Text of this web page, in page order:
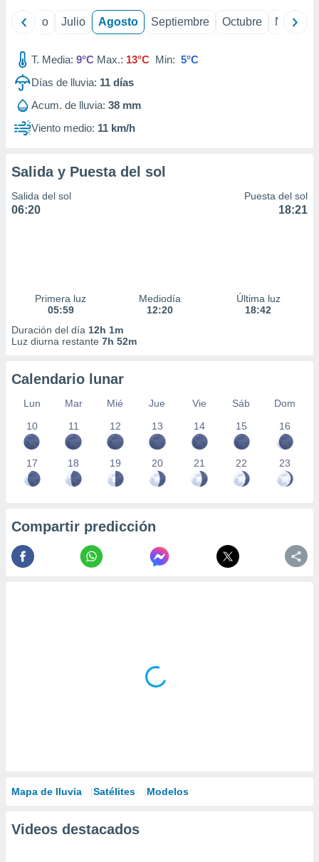
e
mediante
publicidad
de
Junio Julio Agosto Septiembre Octubre
T. Media: 9°C Max.: 13°C Min: 5°C
Días de lluvia: 11 días
Acum. de lluvia: 38 mm
Viento medio: 11 km/h
Salida y Puesta del sol
Salida del sol
06:20
Puesta del sol
18:21
Primera luz
05:59
Mediodía
12:20
Última luz
18:42
Duración del día 12h 1m
Luz diurna restante 7h 52m
Calendario lunar
Lun Mar Mié Jue Vie Sáb
Dom
10
11 12 13 14 15 16
17 18 19 20 21 22 23
Compartir predicción
Mapa de lluvia Satélites Modelos
Videos destacados